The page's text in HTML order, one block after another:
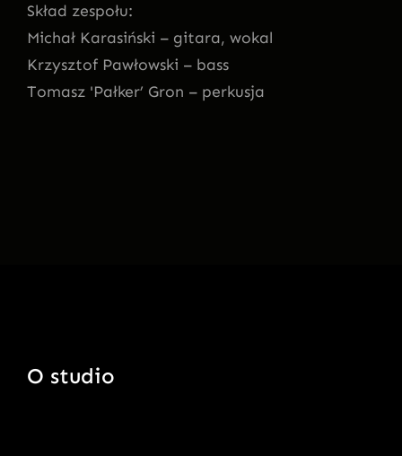
Skład zespołu:
Michał Karasiński – gitara, wokal
Krzysztof Pawłowski – bass
Tomasz 'Pałker’ Gron – perkusja
O studio